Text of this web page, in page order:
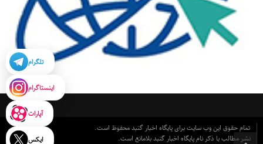
تمام حقوق این وب سایت برای پایگاه اخبار گنبد محفوظ است.
نشر مطالب با ذکر نام پایگاه اخبار گنبد بلامانع است.
تلگرام
اینستاگرام
آپارات
ایکس